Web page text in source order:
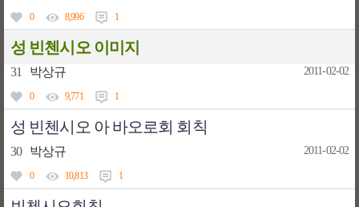
0 8,996 1
성 빈첸시오 이미지
31 박상규 2011-02-02
0 9,771 1
성 빈첸시오 아 바오로회 회칙
30 박상규 2011-02-02
0 10,813 1